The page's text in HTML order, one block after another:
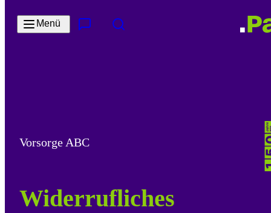
Menü
Vorsorge ABC
Widerrufliches